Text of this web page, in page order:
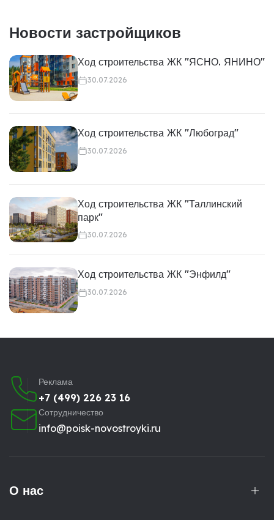
Новости застройщиков
Ход строительства ЖК "ЯСНО. ЯНИНО"
30.07.2026
Ход строительства ЖК "Любоград"
30.07.2026
Ход строительства ЖК "Таллинский
парк"
30.07.2026
Ход строительства ЖК "Энфилд"
30.07.2026
Реклама
+7 (499) 226 23 16
Сотрудничество
info@poisk-novostroyki.ru
О нас